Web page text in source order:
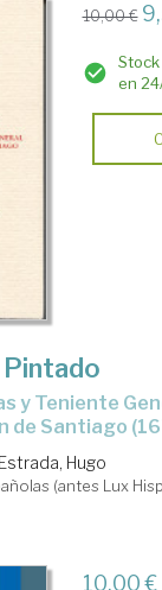
10,00 €
en
Pintado
de Santiago
Hugo
(antes Lux
10,00 €